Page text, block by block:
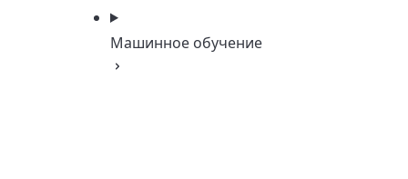
Машинное обучение